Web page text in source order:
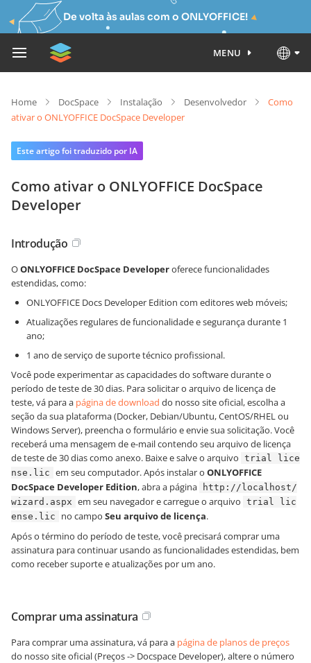
De volta às aulas com o ONLYOFFICE!
MENU
Home DocSpace Instalação Desenvolvedor
Como
ativar o ONLYOFFICE DocSpace Developer
Este artigo foi traduzido por IA
Como ativar o ONLYOFFICE DocSpace
Developer
Introdução
OONLYOFFICE DocSpace Developeroferece funcionalidades
estendidas, como:
ONLYOFFICE Docs Developer Edition com editores web móveis;
Atualizações regulares de funcionalidade e segurança durante 1
ano;
1 ano de serviço de suporte técnico profissional.
Você pode experimentar as capacidades do software durante o
período de teste de 30 dias. Para solicitar o arquivo de licença de
teste, vá para a página de download do nosso site oficial, escolha a
seção da sua plataforma (Docker, Debian/Ubuntu, CentOS/RHEL ou
Windows Server), preencha o formulário e envie sua solicitação. Você
receberá uma mensagem de e-mail contendo seu arquivo de licença
de teste de 30 dias como anexo. Baixe e salve o arquivo trial lice
nse.lic em seu computador. Após instalar o ONLYOFFICE
DocSpace Developer Edition, abra a página
http://localhost/
wizard.aspx em seu navegador e carregue o arquivo trial lic
ense.lic
no campo Seu arquivo de licença.
Após o término do período de teste, você precisará comprar uma
assinatura para continuar usando as funcionalidades estendidas, bem
como receber suporte e atualizações por um ano.
Comprar uma assinatura
Para comprar uma assinatura, vá para a página de planos de preços
do nosso site oficial (Preços -> Docspace Developer), altere o número